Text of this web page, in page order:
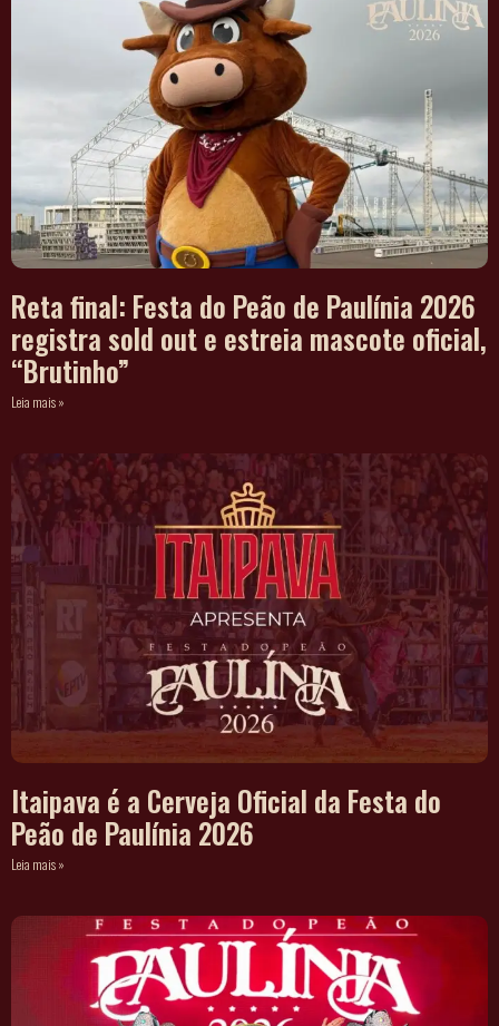
Reta final: Festa do Peão de Paulínia 2026
registra sold out e estreia mascote oficial,
“Brutinho”
Leia mais »
Itaipava é a Cerveja Oficial da Festa do
Peão de Paulínia 2026
Leia mais »